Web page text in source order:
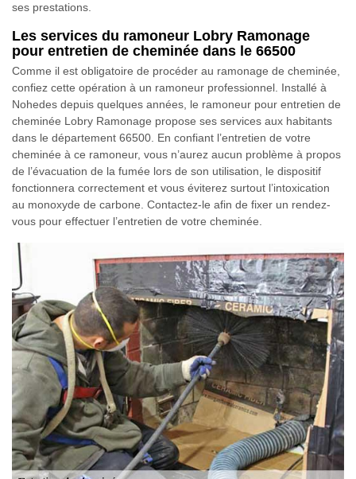
ses prestations.
Les services du ramoneur Lobry Ramonage
pour entretien de cheminée dans le 66500
Comme il est obligatoire de procéder au ramonage de cheminée,
confiez cette opération à un ramoneur professionnel. Installé à
Nohedes depuis quelques années, le ramoneur pour entretien de
cheminée Lobry Ramonage propose ses services aux habitants
dans le département 66500. En confiant l’entretien de votre
cheminée à ce ramoneur, vous n’aurez aucun problème à propos
de l’évacuation de la fumée lors de son utilisation, le dispositif
fonctionnera correctement et vous éviterez surtout l’intoxication
au monoxyde de carbone. Contactez-le afin de fixer un rendez-
vous pour effectuer l’entretien de votre cheminée.